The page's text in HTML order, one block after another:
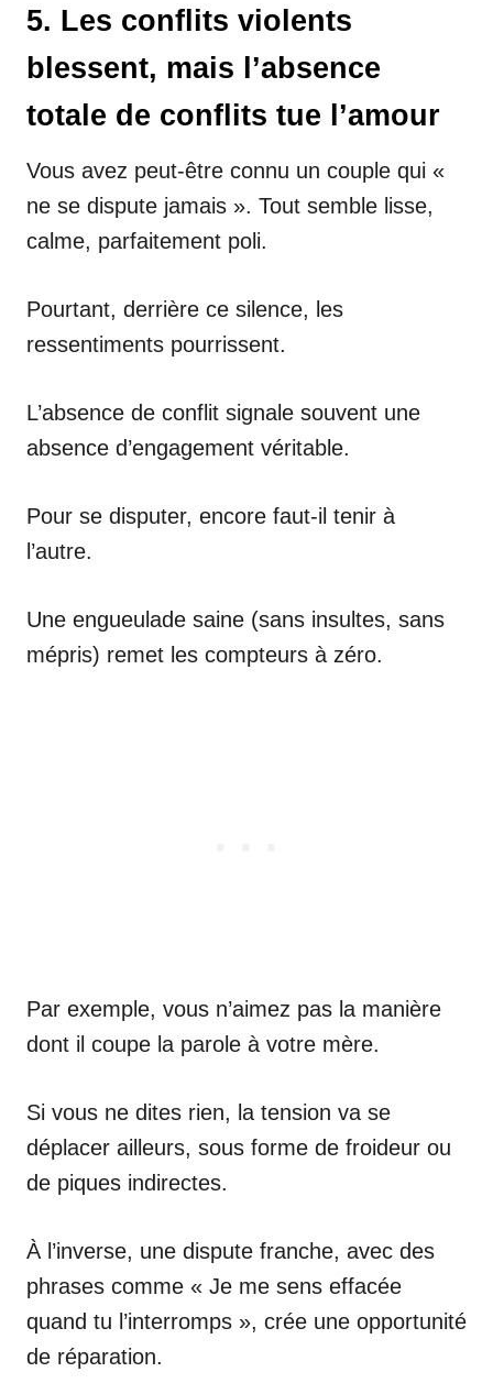
5. Les conflits violents
blessent, mais l’absence
totale de conflits tue l’amour
Vous avez peut-être connu un couple qui «
ne se dispute jamais ». Tout semble lisse,
calme, parfaitement poli.
Pourtant, derrière ce silence, les
ressentiments pourrissent.
L’absence de conflit signale souvent une
absence d’engagement véritable.
Pour se disputer, encore faut-il tenir à
l’autre.
Une engueulade saine (sans insultes, sans
mépris) remet les compteurs à zéro.
Par exemple, vous n’aimez pas la manière
dont il coupe la parole à votre mère.
Si vous ne dites rien, la tension va se
déplacer ailleurs, sous forme de froideur ou
de piques indirectes.
À l’inverse, une dispute franche, avec des
phrases comme « Je me sens effacée
quand tu l’interromps », crée une opportunité
de réparation.